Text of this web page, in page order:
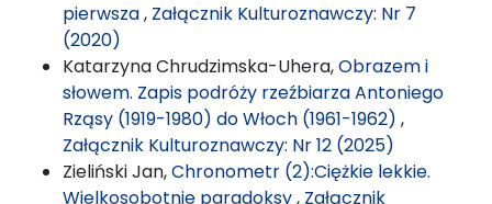
pierwsza, Załącznik Kulturoznawczy: Nr 7
(2020)
Katarzyna Chrudzimska-Uhera,Obrazem i
słowem. Zapis podróży rzeźbiarza Antoniego
Rząsy (1919-1980) do Włoch (1961-1962) ,
Załącznik Kulturoznawczy: Nr 12 (2025)
Zieliński Jan,Chronometr (2):Ciężkie lekkie.
Wielkosobotnie paradoksy, Załącznik